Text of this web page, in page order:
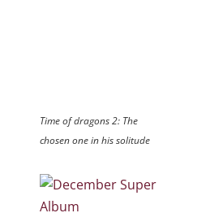
Time of dragons 2: The
chosen one in his solitude